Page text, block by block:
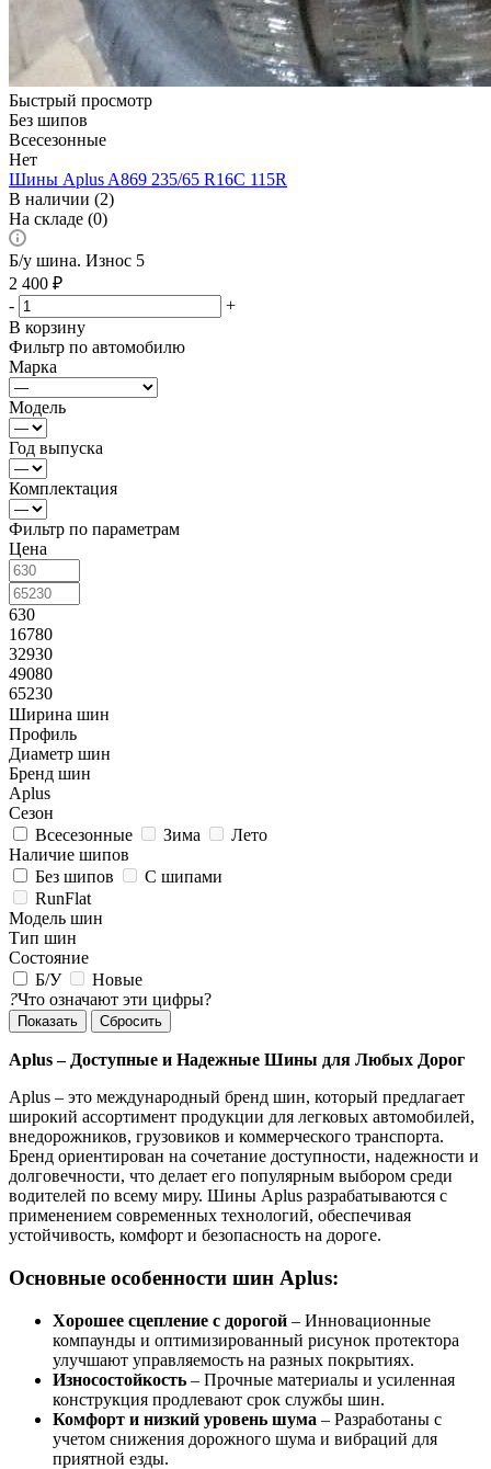
Быстрый просмотр
Без шипов
Всесезонные
Нет
Шины Aplus A869 235/65 R16C 115R
В наличии (2)
На складе (0)
Б/у шина. Износ 5
2 400 ₽
-
+
В корзину
Фильтр по автомобилю
Марка
Модель
Год выпуска
Комплектация
Фильтр по параметрам
Цена
630
16780
32930
49080
65230
Ширина шин
Профиль
Диаметр шин
Бренд шин
Aplus
Сезон
Всесезонные
Зима
Лето
Наличие шипов
Без шипов
С шипами
RunFlat
Модель шин
Тип шин
Состояние
Б/У
Новые
?Что означают эти цифры?
Сбросить
Aplus – Доступные и Надежные Шины для Любых Дорог
Aplus – это международный бренд шин, который предлагает
широкий ассортимент продукции для легковых автомобилей,
внедорожников, грузовиков и коммерческого транспорта.
Бренд ориентирован на сочетание доступности, надежности и
долговечности, что делает его популярным выбором среди
водителей по всему миру. Шины Aplus разрабатываются с
применением современных технологий, обеспечивая
устойчивость, комфорт и безопасность на дороге.
Основные особенности шин Aplus:
Хорошее сцепление с дорогой – Инновационные
компаунды и оптимизированный рисунок протектора
улучшают управляемость на разных покрытиях.
Износостойкость – Прочные материалы и усиленная
конструкция продлевают срок службы шин.
Комфорт и низкий уровень шума – Разработаны с
учетом снижения дорожного шума и вибраций для
приятной езды.